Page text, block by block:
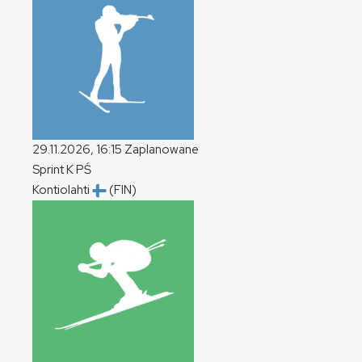
29.11.2026, 16:15 Zaplanowane
SprintKPŚ
Kontiolahti
(FIN)